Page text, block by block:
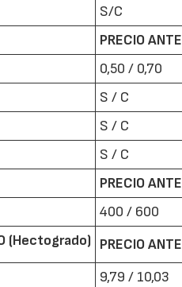
S/C
PRECIO
0,50 / 0,70
S / C
S / C
S / C
PRECIO
400 / 600
(Hectogrado) PRECIO
9,79 / 10,03
22/07/2026